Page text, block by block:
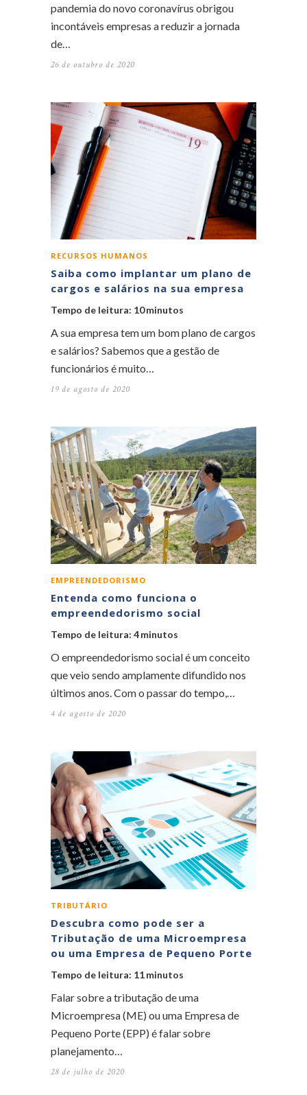
pandemia do novo coronavírus obrigou
incontáveis empresas a reduzir a jornada
de…
26 de outubro de 2020
RECURSOS HUMANOS
Saiba como implantar um plano de
cargos e salários na sua empresa
Tempo de leitura: 10minutos
A sua empresa tem um bom plano de cargos
e salários? Sabemos que a gestão de
funcionários é muito…
19 de agosto de 2020
EMPREENDEDORISMO
Entenda como funciona o
empreendedorismo social
Tempo de leitura: 4minutos
O empreendedorismo social é um conceito
que veio sendo amplamente difundido nos
últimos anos. Com o passar do tempo,…
4 de agosto de 2020
TRIBUTÁRIO
Descubra como pode ser a
Tributação de uma Microempresa
ou uma Empresa de Pequeno Porte
Tempo de leitura: 11minutos
Falar sobre a tributação de uma
Microempresa (ME) ou uma Empresa de
Pequeno Porte (EPP) é falar sobre
planejamento…
28 de julho de 2020